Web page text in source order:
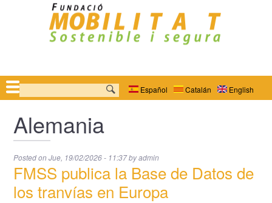
Navegación
principal
Español Catalán English
Alemania
Posted onJue, 19/02/2026 - 11:37byadmin
FMSS publica la Base de Datos de
los tranvías en Europa